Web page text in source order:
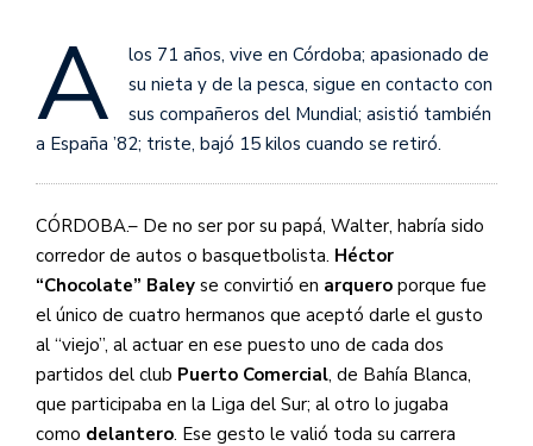
A
los 71 años, vive en Córdoba; apasionado de
su nieta y de la pesca, sigue en contacto con
sus compañeros del Mundial; asistió también
a España ’82; triste, bajó 15 kilos cuando se retiró.
CÓRDOBA.– De no ser por su papá, Walter, habría sido
corredor de autos o basquetbolista. Héctor
“Chocolate” Baley se convirtió en arquero porque fue
el único de cuatro hermanos que aceptó darle el gusto
al “viejo”, al actuar en ese puesto uno de cada dos
partidos del club Puerto Comercial, de Bahía Blanca,
que participaba en la Liga del Sur; al otro lo jugaba
como delantero. Ese gesto le valió toda su carrera